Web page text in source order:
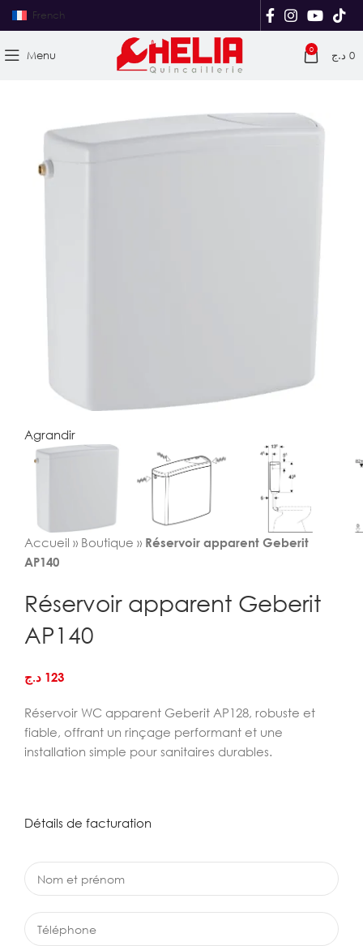
French
Menu 0 0 د.ج
Agrandir
Accueil » Boutique » Réservoir apparent Geberit
AP140
Réservoir apparent Geberit
AP140
123 د.ج
Réservoir WC apparent Geberit AP128, robuste et
fiable, offrant un rinçage performant et une
installation simple pour sanitaires durables.
Détails de facturation